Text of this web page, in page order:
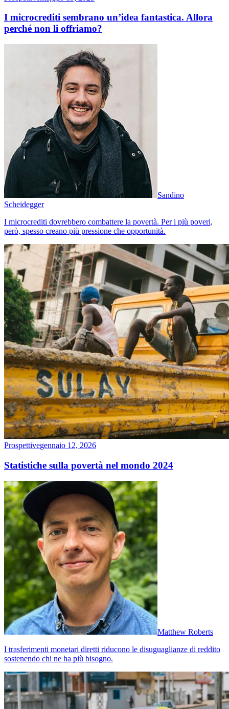
I microcrediti sembrano un’idea fantastica. Allora
perché non li offriamo?
Sandino
Scheidegger
I microcrediti dovrebbero combattere la povertà. Per i più poveri,
però, spesso creano più pressione che opportunità.
Prospettivegennaio 12, 2026
Statistiche sulla povertà nel mondo 2024
Matthew Roberts
I trasferimenti monetari diretti riducono le disuguaglianze di reddito
sostenendo chi ne ha più bisogno.